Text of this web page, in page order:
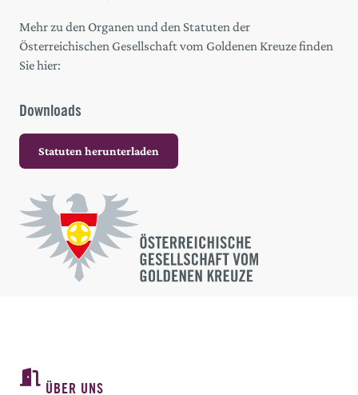
Mehr zu den Organen und den Statuten der
Österreichischen Gesellschaft vom Goldenen Kreuze finden
Sie hier:
Downloads
Statuten herunterladen
ÜBER UNS